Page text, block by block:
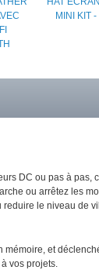
MINI KIT
DC ou pas à pas,
ou arrêtez les
le niveau de
et
vos projets.